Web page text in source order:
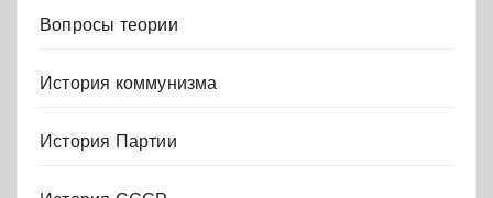
Вопросы теории
История коммунизма
История Партии